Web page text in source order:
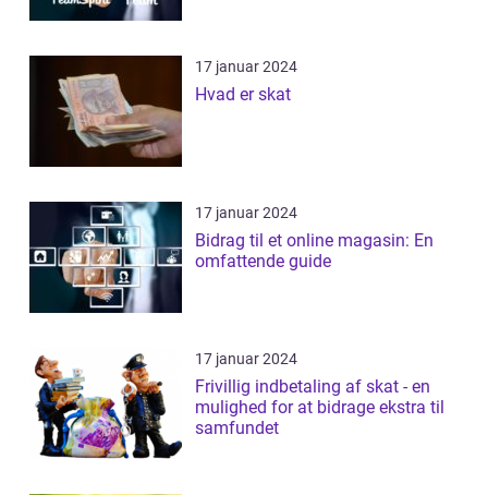
17 januar 2024
Hvad er skat
17 januar 2024
Bidrag til et online magasin: En
omfattende guide
17 januar 2024
Frivillig indbetaling af skat - en
mulighed for at bidrage ekstra til
samfundet